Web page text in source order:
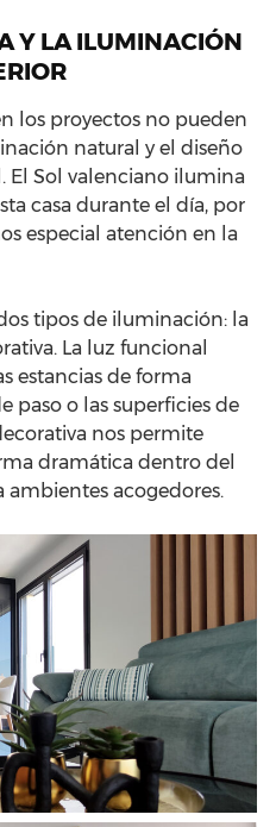
Y LA ILUMINACIÓN
los proyectos no pueden
natural y el diseño
Sol valenciano ilumina
casa durante el día, por
especial atención en la
tipos de iluminación: la
La luz funcional
estancias de forma
paso o las superficies de
nos permite
dramática dentro del
ambientes acogedores.